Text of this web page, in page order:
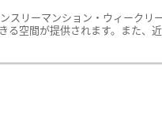
リーマンション・ウィークリ
空間が提供されます。また、